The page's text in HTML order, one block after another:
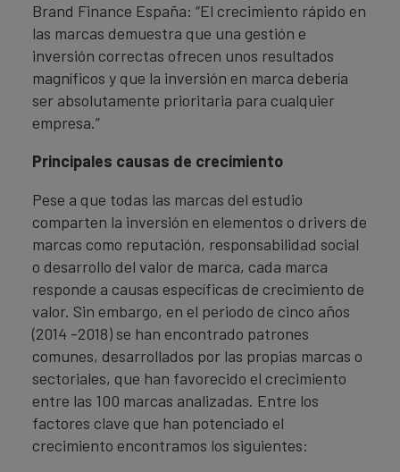
Brand Finance España: “El crecimiento rápido en
las marcas demuestra que una gestión e
inversión correctas ofrecen unos resultados
magníficos y que la inversión en marca debería
ser absolutamente prioritaria para cualquier
empresa.”
Principales causas de crecimiento
Pese a que todas las marcas del estudio
comparten la inversión en elementos o drivers de
marcas como reputación, responsabilidad social
o desarrollo del valor de marca, cada marca
responde a causas específicas de crecimiento de
valor. Sin embargo, en el periodo de cinco años
(2014 -2018) se han encontrado patrones
comunes, desarrollados por las propias marcas o
sectoriales, que han favorecido el crecimiento
entre las 100 marcas analizadas. Entre los
factores clave que han potenciado el
crecimiento encontramos los siguientes: